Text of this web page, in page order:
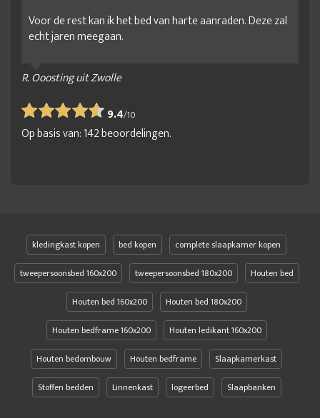
Voor de rest kan ik het bed van harte aanraden. Deze zal
echt jaren meegaan.
R. Ooosting uit Zwolle
9.4/10
Op basis van:142beoordelingen.
kledingkast kopen bed kopen
complete slaapkamer kopen
tweepersoonsbed 160x200
tweepersoonsbed 180x200
Houten bed
Houten bed 160x200
Houten bed 180x200
Houten bedframe 160x200
Houten ledikant 160x200
Houten bedombouw
Houten bedframe
Slaapkamerkast
Stoffen bedden
Linnenkast logeerbed Slaapbanken